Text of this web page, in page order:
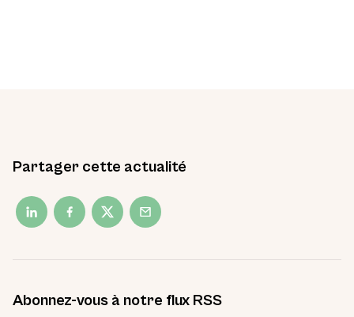
Partager cette actualité
Abonnez-vous à notre flux RSS